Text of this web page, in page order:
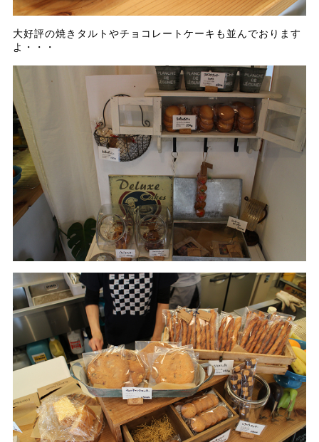
大好評の焼きタルトやチョコレートケーキも並んでおります
よ・・・